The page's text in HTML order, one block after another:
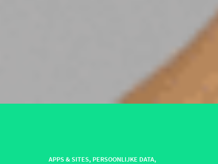
APPS & SITES, PERSOONLIJKE DATA,